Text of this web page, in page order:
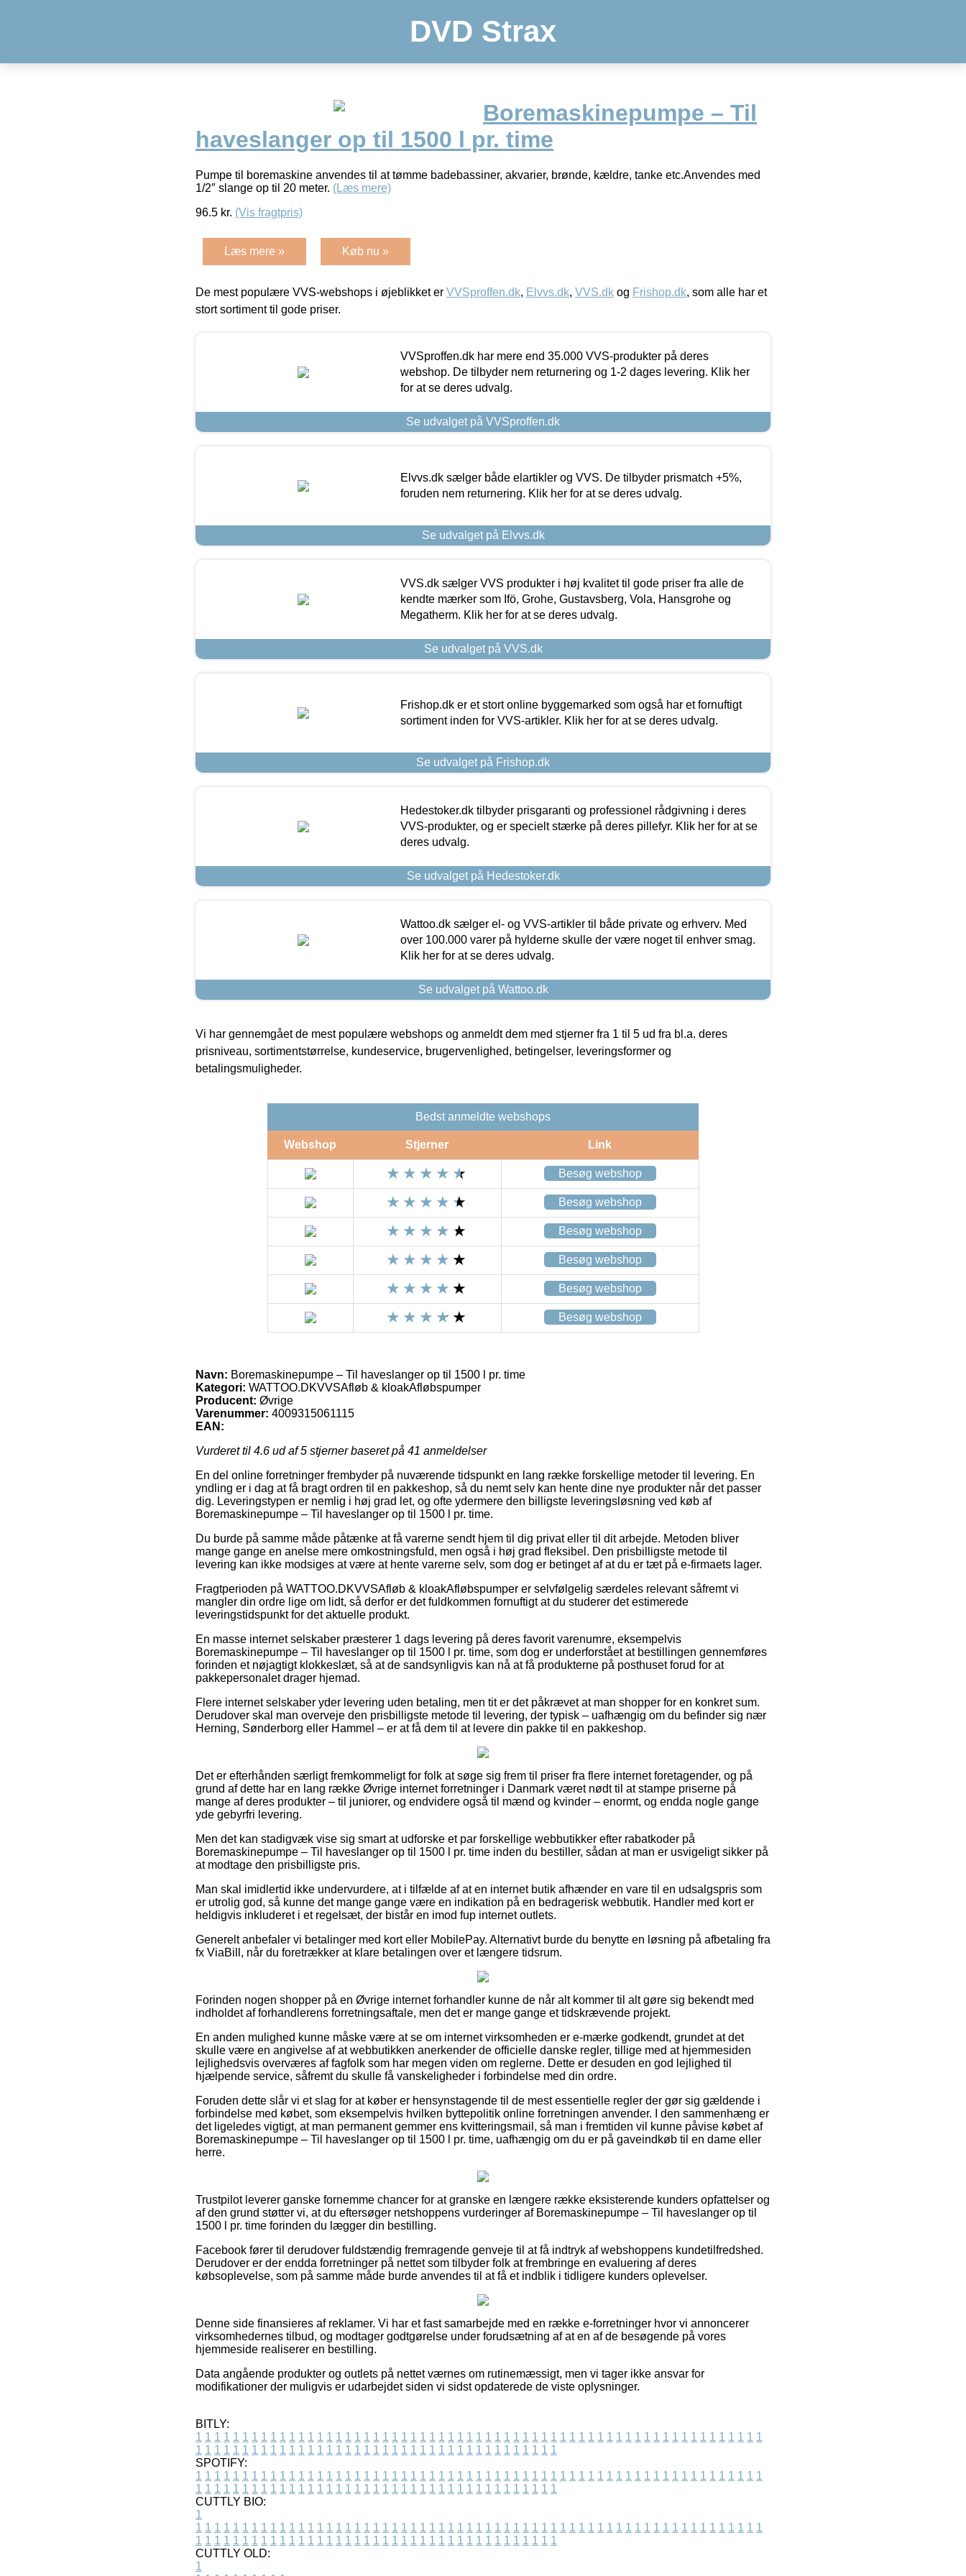
DVD Strax
Boremaskinepumpe – Til
haveslanger op til 1500 l pr. time
Pumpe til boremaskine anvendes til at tømme badebassiner, akvarier, brønde, kældre, tanke etc.Anvendes med
1/2″ slange op til 20 meter. (Læs mere)
96.5 kr. (Vis fragtpris)
Læs mere » Køb nu »
De mest populære VVS-webshops i øjeblikket er VVSproffen.dk, Elvvs.dk, VVS.dk og Frishop.dk, som alle har et
stort sortiment til gode priser.
VVSproffen.dk har mere end 35.000 VVS-produkter på deres
webshop. De tilbyder nem returnering og 1-2 dages levering. Klik her
for at se deres udvalg.
Se udvalget på VVSproffen.dk
Elvvs.dk sælger både elartikler og VVS. De tilbyder prismatch +5%,
foruden nem returnering. Klik her for at se deres udvalg.
Se udvalget på Elvvs.dk
VVS.dk sælger VVS produkter i høj kvalitet til gode priser fra alle de
kendte mærker som Ifö, Grohe, Gustavsberg, Vola, Hansgrohe og
Megatherm. Klik her for at se deres udvalg.
Se udvalget på VVS.dk
Frishop.dk er et stort online byggemarked som også har et fornuftigt
sortiment inden for VVS-artikler. Klik her for at se deres udvalg.
Se udvalget på Frishop.dk
Hedestoker.dk tilbyder prisgaranti og professionel rådgivning i deres
VVS-produkter, og er specielt stærke på deres pillefyr. Klik her for at se
deres udvalg.
Se udvalget på Hedestoker.dk
Wattoo.dk sælger el- og VVS-artikler til både private og erhverv. Med
over 100.000 varer på hylderne skulle der være noget til enhver smag.
Klik her for at se deres udvalg.
Se udvalget på Wattoo.dk
Vi har gennemgået de mest populære webshops og anmeldt dem med stjerner fra 1 til 5 ud fra bl.a. deres
prisniveau, sortimentstørrelse, kundeservice, brugervenlighed, betingelser, leveringsformer og
betalingsmuligheder.
Bedst anmeldte webshops
Webshop Stjerner Link
Besøg webshop
Besøg webshop
Besøg webshop
Besøg webshop
Besøg webshop
Besøg webshop
Navn: Boremaskinepumpe – Til haveslanger op til 1500 l pr. time
Kategori: WATTOO.DKVVSAfløb & kloakAfløbspumper
Producent: Øvrige
Varenummer: 4009315061115
EAN:
Vurderet til 4.6 ud af 5 stjerner baseret på 41 anmeldelser
En del online forretninger frembyder på nuværende tidspunkt en lang række forskellige metoder til levering. En
yndling er i dag at få bragt ordren til en pakkeshop, så du nemt selv kan hente dine nye produkter når det passer
dig. Leveringstypen er nemlig i høj grad let, og ofte ydermere den billigste leveringsløsning ved køb af
Boremaskinepumpe – Til haveslanger op til 1500 l pr. time.
Du burde på samme måde påtænke at få varerne sendt hjem til dig privat eller til dit arbejde. Metoden bliver
mange gange en anelse mere omkostningsfuld, men også i høj grad fleksibel. Den prisbilligste metode til
levering kan ikke modsiges at være at hente varerne selv, som dog er betinget af at du er tæt på e-firmaets lager.
Fragtperioden på WATTOO.DKVVSAfløb & kloakAfløbspumper er selvfølgelig særdeles relevant såfremt vi
mangler din ordre lige om lidt, så derfor er det fuldkommen fornuftigt at du studerer det estimerede
leveringstidspunkt for det aktuelle produkt.
En masse internet selskaber præsterer 1 dags levering på deres favorit varenumre, eksempelvis
Boremaskinepumpe – Til haveslanger op til 1500 l pr. time, som dog er underforstået at bestillingen gennemføres
forinden et nøjagtigt klokkeslæt, så at de sandsynligvis kan nå at få produkterne på posthuset forud for at
pakkepersonalet drager hjemad.
Flere internet selskaber yder levering uden betaling, men tit er det påkrævet at man shopper for en konkret sum.
Derudover skal man overveje den prisbilligste metode til levering, der typisk – uafhængig om du befinder sig nær
Herning, Sønderborg eller Hammel – er at få dem til at levere din pakke til en pakkeshop.
Det er efterhånden særligt fremkommeligt for folk at søge sig frem til priser fra flere internet foretagender, og på
grund af dette har en lang række Øvrige internet forretninger i Danmark været nødt til at stampe priserne på
mange af deres produkter – til juniorer, og endvidere også til mænd og kvinder – enormt, og endda nogle gange
yde gebyrfri levering.
Men det kan stadigvæk vise sig smart at udforske et par forskellige webbutikker efter rabatkoder på
Boremaskinepumpe – Til haveslanger op til 1500 l pr. time inden du bestiller, sådan at man er usvigeligt sikker på
at modtage den prisbilligste pris.
Man skal imidlertid ikke undervurdere, at i tilfælde af at en internet butik afhænder en vare til en udsalgspris som
er utrolig god, så kunne det mange gange være en indikation på en bedragerisk webbutik. Handler med kort er
heldigvis inkluderet i et regelsæt, der bistår en imod fup internet outlets.
Generelt anbefaler vi betalinger med kort eller MobilePay. Alternativt burde du benytte en løsning på afbetaling fra
fx ViaBill, når du foretrækker at klare betalingen over et længere tidsrum.
Forinden nogen shopper på en Øvrige internet forhandler kunne de når alt kommer til alt gøre sig bekendt med
indholdet af forhandlerens forretningsaftale, men det er mange gange et tidskrævende projekt.
En anden mulighed kunne måske være at se om internet virksomheden er e-mærke godkendt, grundet at det
skulle være en angivelse af at webbutikken anerkender de officielle danske regler, tillige med at hjemmesiden
lejlighedsvis overværes af fagfolk som har megen viden om reglerne. Dette er desuden en god lejlighed til
hjælpende service, såfremt du skulle få vanskeligheder i forbindelse med din ordre.
Foruden dette slår vi et slag for at køber er hensynstagende til de mest essentielle regler der gør sig gældende i
forbindelse med købet, som eksempelvis hvilken byttepolitik online forretningen anvender. I den sammenhæng er
det ligeledes vigtigt, at man permanent gemmer ens kvitteringsmail, så man i fremtiden vil kunne påvise købet af
Boremaskinepumpe – Til haveslanger op til 1500 l pr. time, uafhængig om du er på gaveindkøb til en dame eller
herre.
Trustpilot leverer ganske fornemme chancer for at granske en længere række eksisterende kunders opfattelser og
af den grund støtter vi, at du eftersøger netshoppens vurderinger af Boremaskinepumpe – Til haveslanger op til
1500 l pr. time forinden du lægger din bestilling.
Facebook fører til derudover fuldstændig fremragende genveje til at få indtryk af webshoppens kundetilfredshed.
Derudover er der endda forretninger på nettet som tilbyder folk at frembringe en evaluering af deres
købsoplevelse, som på samme måde burde anvendes til at få et indblik i tidligere kunders oplevelser.
Denne side finansieres af reklamer. Vi har et fast samarbejde med en række e-forretninger hvor vi annoncerer
virksomhedernes tilbud, og modtager godtgørelse under forudsætning af at en af de besøgende på vores
hjemmeside realiserer en bestilling.
Data angående produkter og outlets på nettet værnes om rutinemæssigt, men vi tager ikke ansvar for
modifikationer der muligvis er udarbejdet siden vi sidst opdaterede de viste oplysninger.
BITLY:
1 1 1 1 1 1 1 1 1 1 1 1 1 1 1 1 1 1 1 1 1 1 1 1 1 1 1 1 1 1 1 1 1 1 1 1 1 1 1 1 1 1 1 1 1 1 1 1 1 1 1 1 1 1 1 1 1 1 1 1 1
1 1 1 1 1 1 1 1 1 1 1 1 1 1 1 1 1 1 1 1 1 1 1 1 1 1 1 1 1 1 1 1 1 1 1 1 1 1 1
SPOTIFY:
1 1 1 1 1 1 1 1 1 1 1 1 1 1 1 1 1 1 1 1 1 1 1 1 1 1 1 1 1 1 1 1 1 1 1 1 1 1 1 1 1 1 1 1 1 1 1 1 1 1 1 1 1 1 1 1 1 1 1 1 1
1 1 1 1 1 1 1 1 1 1 1 1 1 1 1 1 1 1 1 1 1 1 1 1 1 1 1 1 1 1 1 1 1 1 1 1 1 1 1
CUTTLY BIO:
1
1 1 1 1 1 1 1 1 1 1 1 1 1 1 1 1 1 1 1 1 1 1 1 1 1 1 1 1 1 1 1 1 1 1 1 1 1 1 1 1 1 1 1 1 1 1 1 1 1 1 1 1 1 1 1 1 1 1 1 1 1
1 1 1 1 1 1 1 1 1 1 1 1 1 1 1 1 1 1 1 1 1 1 1 1 1 1 1 1 1 1 1 1 1 1 1 1 1 1 1
CUTTLY OLD:
1